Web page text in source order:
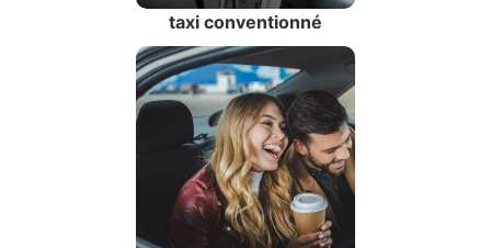
taxi conventionné